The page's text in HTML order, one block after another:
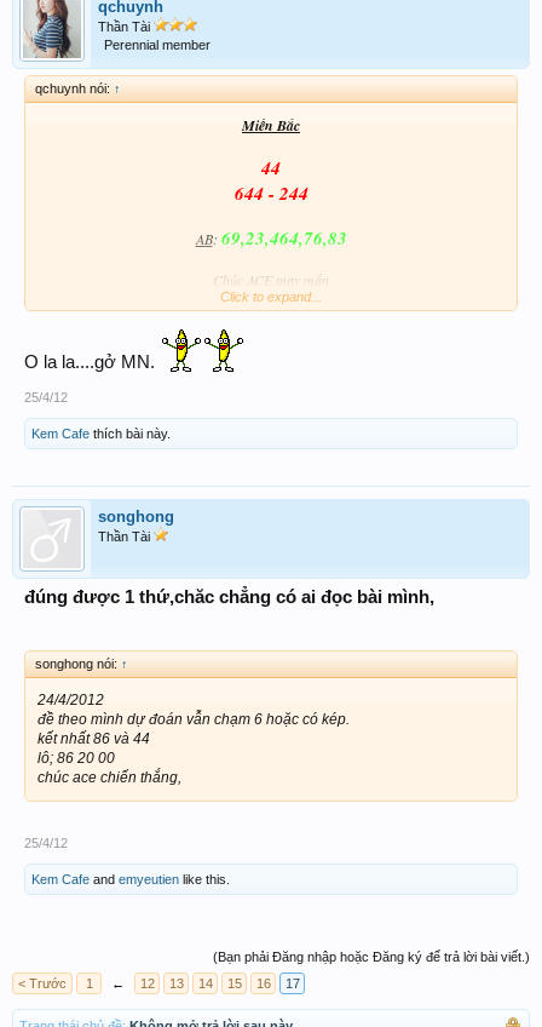
qchuynh
Thần Tài
Perennial member
qchuynh nói: ↑
Miền Bắc
44
644 - 244
AB: 69,23,464,76,83
Chúc ACE may mắn
Số nuôi
Click to expand...
O la la....gở MN.
25/4/12
Kem Cafe thích bài này.
songhong
Thần Tài
đúng được 1 thứ,chăc chẳng có ai đọc bài mình,
songhong nói: ↑
24/4/2012
đề theo mình dự đoán vẫn chạm 6 hoặc có kép.
kết nhất 86 và 44
lô; 86 20 00
chúc ace chiến thắng,
25/4/12
Kem Cafe and emyeutien like this.
(Bạn phải Đăng nhập hoặc Đăng ký để trả lời bài viết.)
< Trước
1 ← 12 13 14 15 16 17